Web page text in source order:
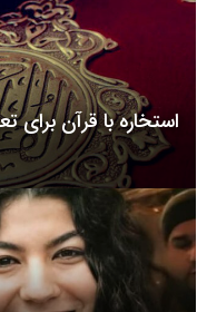
استخاره با قرآن